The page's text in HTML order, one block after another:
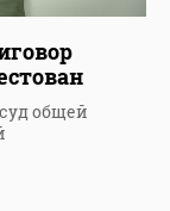
общей